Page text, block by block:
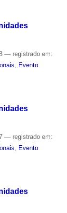
— registrado em:
, Evento
— registrado em:
, Evento